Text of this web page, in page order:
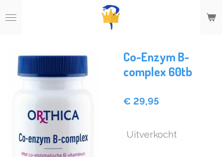
direct
Co-Enzym B-
complex 60tb
€ 29,95
Uitverkocht